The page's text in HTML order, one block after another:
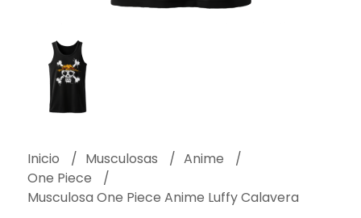
Inicio Musculosas
Anime
One Piece
Musculosa One Piece Anime Luffy Calavera